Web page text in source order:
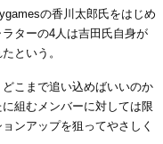
の香川太郎氏をはじめ
ターの4人は吉田氏自身が
という。
こまで追い込めばいいのか
組むメンバーに対しては限
ンアップを狙ってやさしく